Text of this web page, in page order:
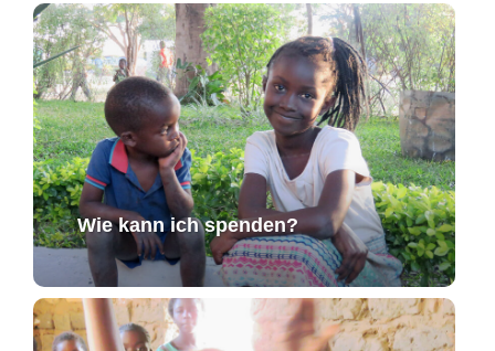
Wie kann ich spenden?